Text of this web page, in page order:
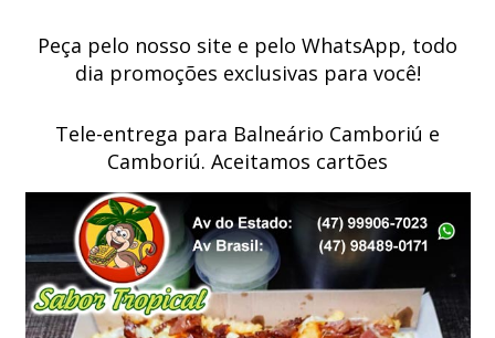
Peça pelo nosso site e pelo WhatsApp, todo
dia promoções exclusivas para você!
Tele-entrega para Balneário Camboriú e
Camboriú. Aceitamos cartões